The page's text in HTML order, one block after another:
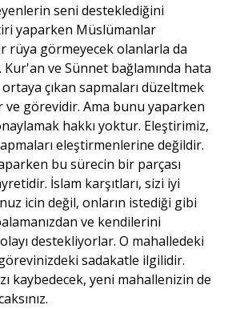
seni desteklediğini
yaparken Müslümanlar
rüya görmeyecek olanlarla da
ve Sünnet bağlamında hata
çıkan sapmaları düzeltmek
ve görevidir. Ama bunu yaparken
hakkı yoktur. Eleştirimiz,
eleştirmenlerine değildir.
bu sürecin bir parçası
İslam karşıtları, sizi iyi
icin değil, onların istediği gibi
ve kendilerini
destekliyorlar. O mahalledeki
sadakatle ilgilidir.
kaybedecek, yeni mahallenizin de